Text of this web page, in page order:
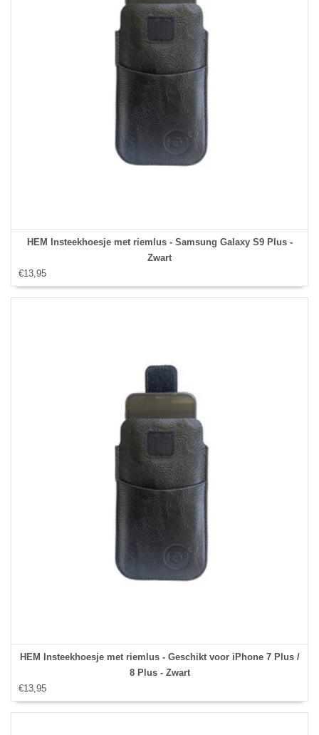
HEM Insteekhoesje met riemlus - Samsung Galaxy S9 Plus -
Zwart
€13,95
HEM Insteekhoesje met riemlus - Geschikt voor iPhone 7 Plus /
8 Plus - Zwart
€13,95